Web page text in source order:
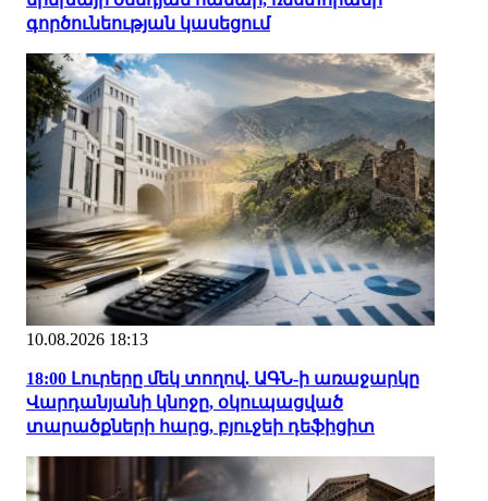
գործունեության կասեցում
10.08.2026 18:13
18:00 Լուրերը մեկ տողով. ԱԳՆ-ի առաջարկը
Վարդանյանի կնոջը, օկուպացված
տարածքների հարց, բյուջեի դեֆիցիտ